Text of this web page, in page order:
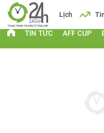
Lịch Tin mới
TIN TỨC AFF CUP